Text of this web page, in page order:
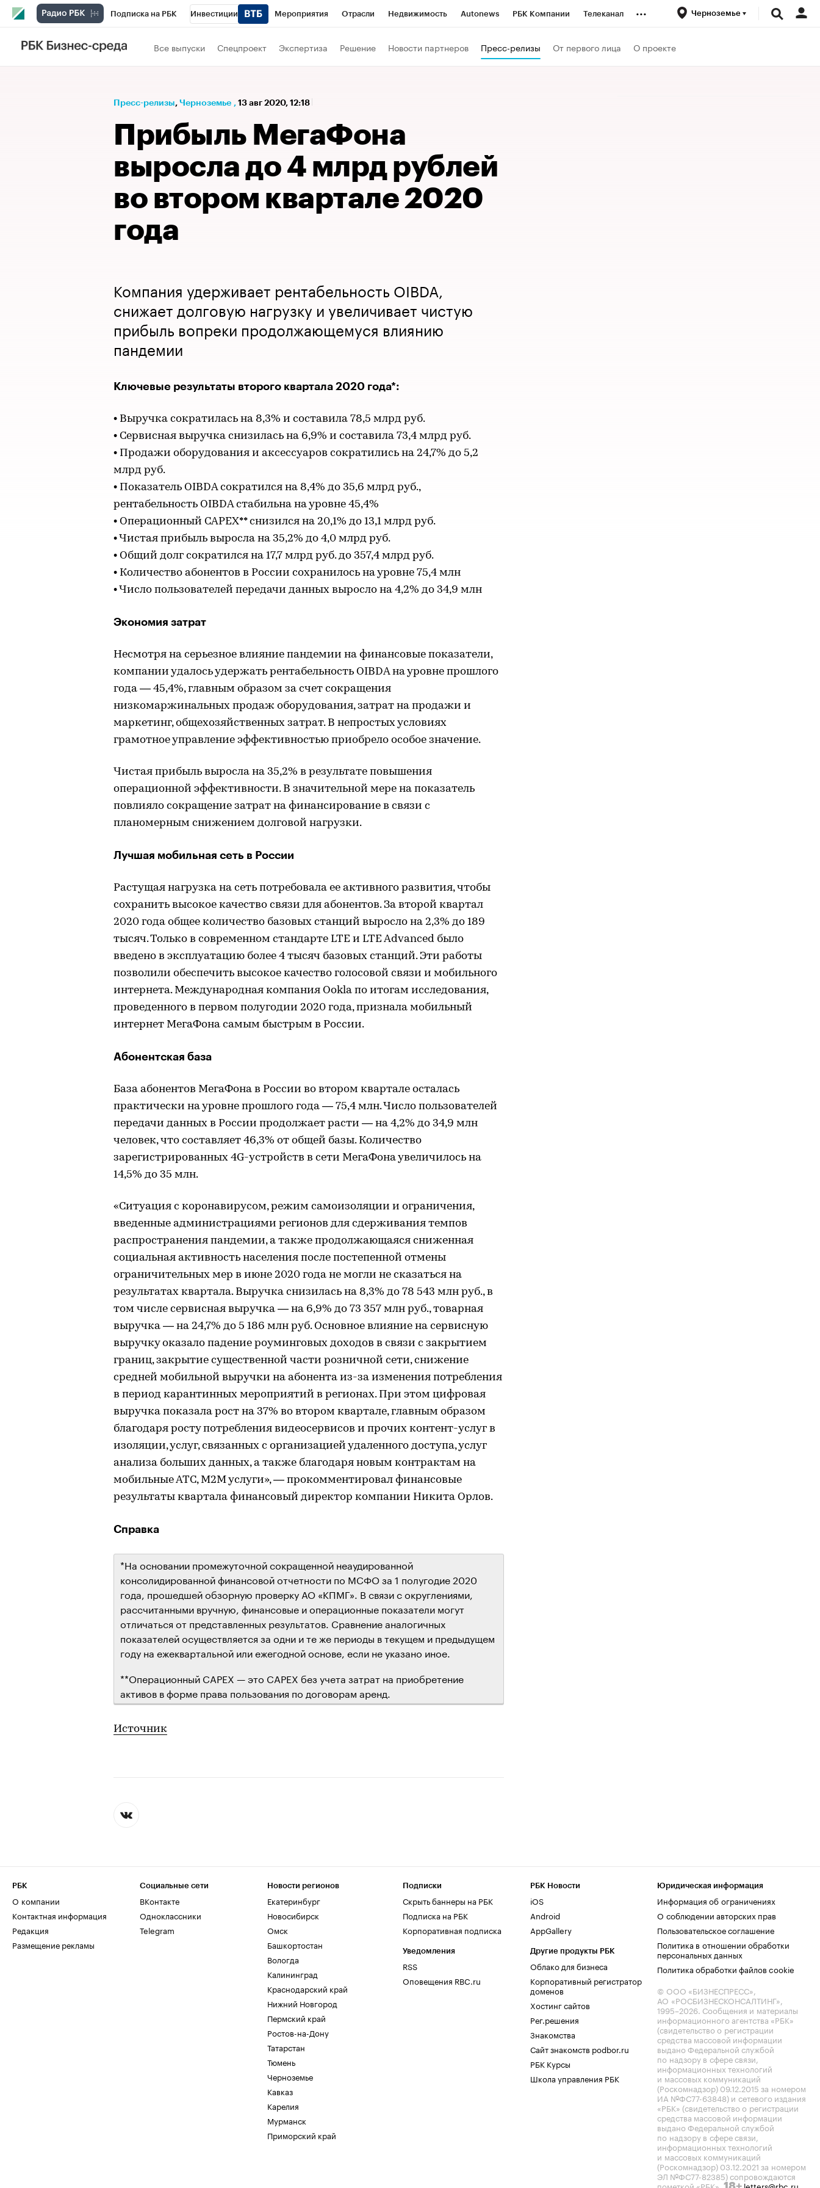
Подписка на РБК Инвестиции Мероприятия Отрасли Недвижимость Autonews РБК Компании Телеканал
РБК Вино
Проверка контрагентов Политика Экономика Бизнес
... Черноземье
Все выпуски Спецпроект Экспертиза Решение Новости партнеров Пресс-релизы От первого лица О проекте
Пресс-релизы⁠, Черноземье , 13 авг 2020, 12:18
Прибыль МегаФона
выросла до 4 млрд рублей
во втором квартале 2020
года
Компания удерживает рентабельность OIBDA,
снижает долговую нагрузку и увеличивает чистую
прибыль вопреки продолжающемуся влиянию
пандемии
Ключевые результаты второго квартала 2020 года*:
• Выручка сократилась на 8,3% и составила 78,5 млрд руб.
• Сервисная выручка снизилась на 6,9% и составила 73,4 млрд руб.
• Продажи оборудования и аксессуаров сократились на 24,7% до 5,2
млрд руб.
• Показатель OIBDA сократился на 8,4% до 35,6 млрд руб.,
рентабельность OIBDA стабильна на уровне 45,4%
• Операционный CAPEX** снизился на 20,1% до 13,1 млрд руб.
• Чистая прибыль выросла на 35,2% до 4,0 млрд руб.
• Общий долг сократился на 17,7 млрд руб. до 357,4 млрд руб.
• Количество абонентов в России сохранилось на уровне 75,4 млн
• Число пользователей передачи данных выросло на 4,2% до 34,9 млн
Экономия затрат
Несмотря на серьезное влияние пандемии на финансовые показатели,
компании удалось удержать рентабельность OIBDA на уровне прошлого
года — 45,4%, главным образом за счет сокращения
низкомаржинальных продаж оборудования, затрат на продажи и
маркетинг, общехозяйственных затрат. В непростых условиях
грамотное управление эффективностью приобрело особое значение.
Чистая прибыль выросла на 35,2% в результате повышения
операционной эффективности. В значительной мере на показатель
повлияло сокращение затрат на финансирование в связи с
планомерным снижением долговой нагрузки.
Лучшая мобильная сеть в России
Растущая нагрузка на сеть потребовала ее активного развития, чтобы
сохранить высокое качество связи для абонентов. За второй квартал
2020 года общее количество базовых станций выросло на 2,3% до 189
тысяч. Только в современном стандарте LTE и LTE Advanced было
введено в эксплуатацию более 4 тысяч базовых станций. Эти работы
позволили обеспечить высокое качество голосовой связи и мобильного
интернета. Международная компания Ookla по итогам исследования,
проведенного в первом полугодии 2020 года, признала мобильный
интернет МегаФона самым быстрым в России.
Абонентская база
База абонентов МегаФона в России во втором квартале осталась
практически на уровне прошлого года — 75,4 млн. Число пользователей
передачи данных в России продолжает расти — на 4,2% до 34,9 млн
человек, что составляет 46,3% от общей базы. Количество
зарегистрированных 4G-устройств в сети МегаФона увеличилось на
14,5% до 35 млн.
«Ситуация с коронавирусом, режим самоизоляции и ограничения,
введенные администрациями регионов для сдерживания темпов
распространения пандемии, а также продолжающаяся сниженная
социальная активность населения после постепенной отмены
ограничительных мер в июне 2020 года не могли не сказаться на
результатах квартала. Выручка снизилась на 8,3% до 78 543 млн руб., в
том числе сервисная выручка — на 6,9% до 73 357 млн руб., товарная
выручка — на 24,7% до 5 186 млн руб. Основное влияние на сервисную
выручку оказало падение роуминговых доходов в связи с закрытием
границ, закрытие существенной части розничной сети, снижение
средней мобильной выручки на абонента из-за изменения потребления
в период карантинных мероприятий в регионах. При этом цифровая
выручка показала рост на 37% во втором квартале, главным образом
благодаря росту потребления видеосервисов и прочих контент-услуг в
изоляции, услуг, связанных с организацией удаленного доступа, услуг
анализа больших данных, а также благодаря новым контрактам на
мобильные АТС, М2М услуги», — прокомментировал финансовые
результаты квартала финансовый директор компании Никита Орлов.
Справка
*На основании промежуточной сокращенной неаудированной
консолидированной финансовой отчетности по МСФО за 1 полугодие 2020
года, прошедшей обзорную проверку АО «КПМГ». В связи с округлениями,
рассчитанными вручную, финансовые и операционные показатели могут
отличаться от представленных результатов. Сравнение аналогичных
показателей осуществляется за одни и те же периоды в текущем и предыдущем
году на ежеквартальной или ежегодной основе, если не указано иное.
**Операционный CAPEX — это CAPEX без учета затрат на приобретение
активов в форме права пользования по договорам аренд.
Источник
РБК
О компании
Контактная информация
Редакция
Размещение рекламы
Социальные сети
ВКонтакте
Одноклассники
Telegram
Новости регионов
Екатеринбург
Новосибирск
Омск
Башкортостан
Вологда
Калининград
Краснодарский край
Нижний Новгород
Пермский край
Ростов-на-Дону
Татарстан
Тюмень
Черноземье
Кавказ
Карелия
Мурманск
Приморский край
Подписки
Скрыть баннеры на РБК
Подписка на РБК
Корпоративная подписка
Уведомления
RSS
Оповещения RBC.ru
РБК Новости
iOS
Android
AppGallery
Другие продукты РБК
Облако для бизнеса
Корпоративный регистратор
доменов
Хостинг сайтов
Рег.решения
Знакомства
Сайт знакомств podbor.ru
РБК Курсы
Школа управления РБК
Юридическая информация
Информация об ограничениях
О соблюдении авторских прав
Пользовательское соглашение
Политика в отношении обработки
персональных данных
Политика обработки файлов cookie
© ООО «БИЗНЕСПРЕСС»,
АО «РОСБИЗНЕСКОНСАЛТИНГ»,
1995–2026. Сообщения и материалы
информационного агентства «РБК»
(свидетельство о регистрации
средства массовой информации
выдано Федеральной службой
по надзору в сфере связи,
информационных технологий
и массовых коммуникаций
(Роскомнадзор) 09.12.2015 за номером
ИА №ФС77-63848) и сетевого издания
«РБК» (свидетельство о регистрации
средства массовой информации
выдано Федеральной службой
по надзору в сфере связи,
информационных технологий
и массовых коммуникаций
(Роскомнадзор) 03.12.2021 за номером
ЭЛ №ФС77-82385) сопровождаются
пометкой «РБК».
letters@rbc.ru